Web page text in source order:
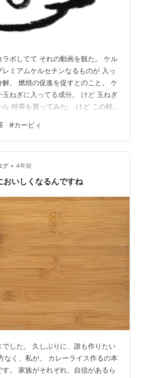
ボしてて それの動画を観た。 ケル
ミアムケルセチンなるものが 入っ
、 燃焼の促進を促すとのこと。 ケ
玉ねぎに入ってる成分。 けど 玉ねぎ
ら 特茶を買ってみた。 けど この特
やすく思う。 今日も魚を食べた。
#カービィ
グ • 4年前
おいしくなるんですね
した。 久しぶりに、誰も作りたい
なく、私が。 カレーライス作るの本
。 家族がそれぞれ、自信があるら